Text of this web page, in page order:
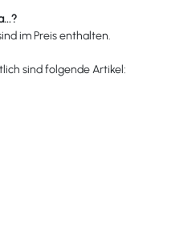
im Preis enthalten.
sind folgende Artikel: